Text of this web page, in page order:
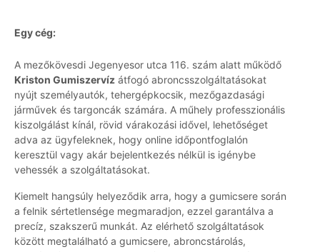
Egy cég:
A mezőkövesdi Jegenyesor utca 116. szám alatt működő
Kriston Gumiszervíz átfogó abroncsszolgáltatásokat
nyújt személyautók, tehergépkocsik, mezőgazdasági
járművek és targoncák számára. A műhely professzionális
kiszolgálást kínál, rövid várakozási idővel, lehetőséget
adva az ügyfeleknek, hogy online időpontfoglalón
keresztül vagy akár bejelentkezés nélkül is igénybe
vehessék a szolgáltatásokat.
Kiemelt hangsúly helyeződik arra, hogy a gumicsere során
a felnik sértetlensége megmaradjon, ezzel garantálva a
precíz, szakszerű munkát. Az elérhető szolgáltatások
között megtalálható a gumicsere, abroncstárolás,